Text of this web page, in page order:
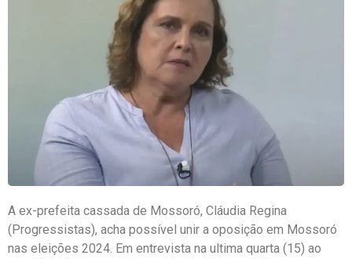
A ex-prefeita cassada de Mossoró, Cláudia Regina
(Progressistas), acha possível unir a oposição em Mossoró
nas eleições 2024. Em entrevista na ultima quarta (15) ao